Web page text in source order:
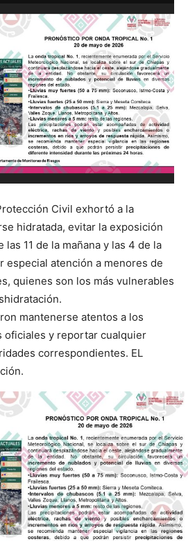
Civil exhortó a la
hidratada, evitar la exposición
11 de la mañana y las 4 de la
especial atención a menores de
quienes son los más vulnerables
mantenerse atentos a los
oficiales y reportar cualquier
correspondientes. EL